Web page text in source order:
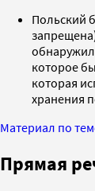
Польский
которое
которая
хранения
Материал по
Прямая